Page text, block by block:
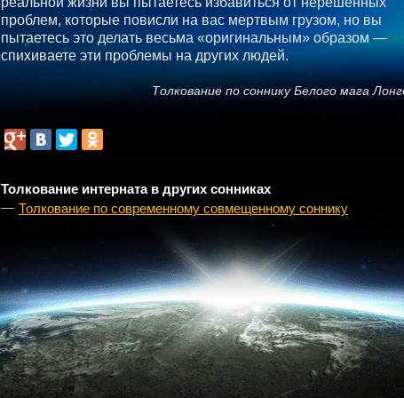
проблем, которые повисли на вас мертвым грузом, но вы
пытаетесь это делать весьма «оригинальным» образом —
спихиваете эти проблемы на других людей.
Толкование по соннику Белого мага
Толкование интерната в других сонниках
Толкование по современному совмещенному соннику